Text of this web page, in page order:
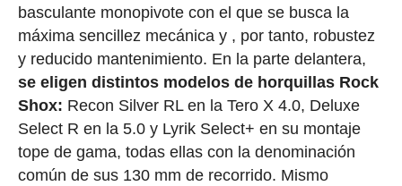
basculante monopivote con el que se busca la
máxima sencillez mecánica y , por tanto, robustez
y reducido mantenimiento. En la parte delantera,
se eligen distintos modelos de horquillas Rock
Shox: Recon Silver RL en la Tero X 4.0, Deluxe
Select R en la 5.0 y Lyrik Select+ en su montaje
tope de gama, todas ellas con la denominación
común de sus 130 mm de recorrido. Mismo